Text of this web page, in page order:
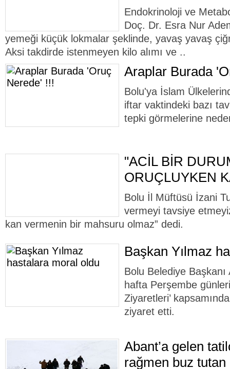
Endokrinoloji ve
Doç. Dr. Esra Nur
yemeği küçük lokmalar şeklinde, yavaş yavaş
Aksi takdirde istenmeyen kilo alımı ve ..
Araplar Burada
Bolu'ya İslam
iftar vaktindeki bazı
tepki görmelerine
"ACİL BİR
ORUÇLUYKEN
Bolu İl Müftüsü İzani
vermeyi tavsiye
kan vermenin bir mahsuru olmaz” dedi.
Başkan Yılmaz
Bolu Belediye
hafta Perşembe
Ziyaretleri’
ziyaret etti.
Abant’a gelen
rağmen buz